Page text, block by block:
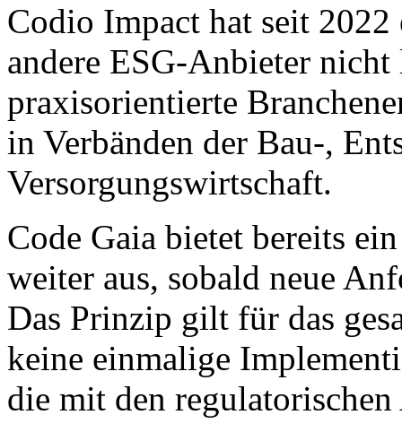
Codio Impact hat seit
andere ESG-Anbieter
praxisorientierte
in Verbänden der Bau-,
Versorgungswirtschaft.
Code Gaia bietet bereits
weiter aus, sobald neue
Das Prinzip gilt für das
keine einmalige
die mit den